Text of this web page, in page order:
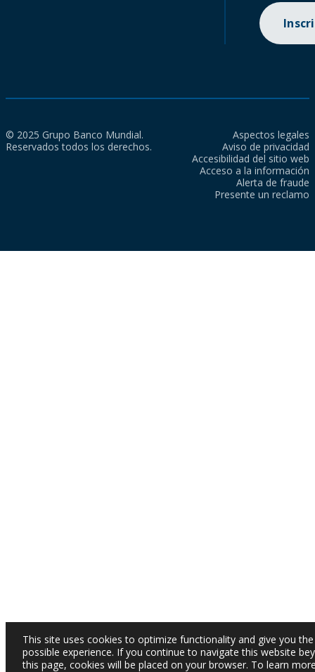
© 2025 Grupo Banco Mundial.
Reservados todos los derechos.
Aspectos legales
Aviso de privacidad
Accesibilidad del sitio web
Acceso a la información
Alerta de fraude
Presente un reclamo
This site uses cookies to optimize functionality and give you
possible experience. If you continue to navigate this website
this page, cookies will be placed on your browser. To learn